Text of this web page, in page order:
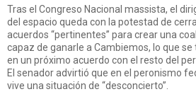
Tras el Congreso Nacional massista, el
del espacio queda con la potestad de
acuerdos “pertinentes” para crear una
capaz de ganarle a Cambiemos, lo que se
en un próximo acuerdo con el resto del
El senador advirtió que en el peronismo
vive una situación de “desconcierto”.